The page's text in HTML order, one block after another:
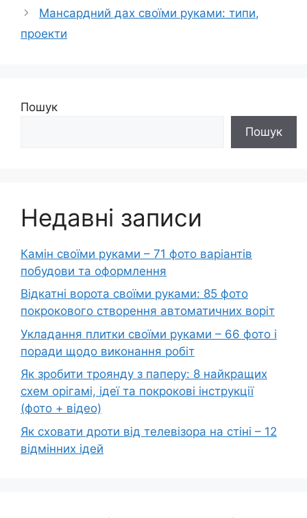
Мансардний дах своїми руками: типи,
проекти
Пошук
Пошук
Недавні записи
Камін своїми руками – 71 фото варіантів
побудови та оформлення
Відкатні ворота своїми руками: 85 фото
покрокового створення автоматичних воріт
Укладання плитки своїми руками – 66 фото і
поради щодо виконання робіт
Як зробити троянду з паперу: 8 найкращих
схем орігамі, ідеї та покрокові інструкції
(фото + відео)
Як сховати дроти від телевізора на стіні – 12
відмінних ідей